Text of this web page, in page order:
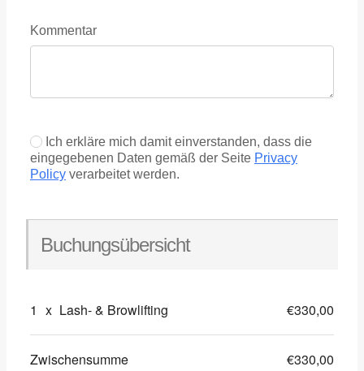
Kommentar
Ich erkläre mich damit einverstanden, dass die
eingegebenen Daten gemäß der Seite Privacy
Policy verarbeitet werden.
Buchungsübersicht
1 x Lash- & Browlifting €330,00
Zwischensumme
€330,00